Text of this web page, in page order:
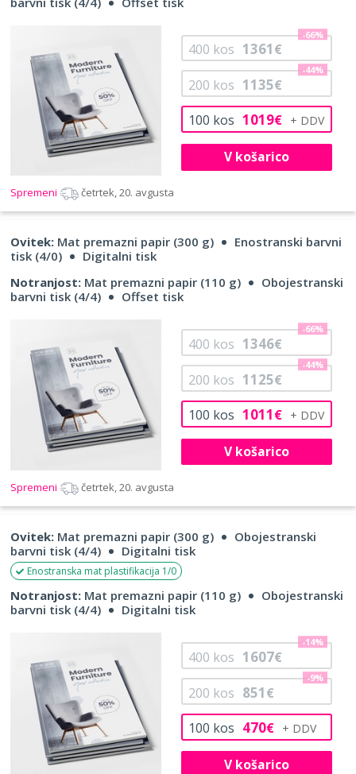
100 kos 1019€
200 kos 1135€
-44%
400 kos 1361€
-66%
V košarico
Spremeni četrtek, 20. avgusta
Ovitek: Mat premazni papir (300 g)
Enostranski barvni
tisk (4/0)
Digitalni tisk
Notranjost: Mat premazni papir (110 g)
Obojestranski
barvni tisk (4/4)
Offset tisk
100 kos 1011€
200 kos 1125€
-44%
400 kos 1346€
-66%
V košarico
Spremeni četrtek, 20. avgusta
Ovitek: Mat premazni papir (300 g)
Obojestranski
barvni tisk (4/4)
Digitalni tisk
Enostranska mat plastifikacija 1/0
Notranjost: Mat premazni papir (110 g)
Obojestranski
barvni tisk (4/4)
Digitalni tisk
100 kos 470€
200 kos 851€
-9%
400 kos 1607€
-14%
V košarico